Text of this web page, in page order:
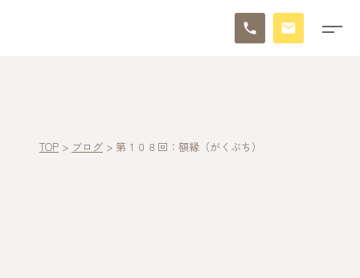
TOP > ブログ > 第１０８回：額縁（がくぶち）